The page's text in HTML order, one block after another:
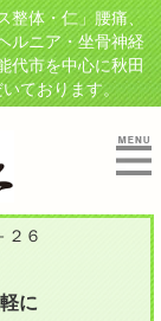
整体・仁」腰痛、
ルニア・坐骨神経
代市を中心に秋田
ております。
２６
に